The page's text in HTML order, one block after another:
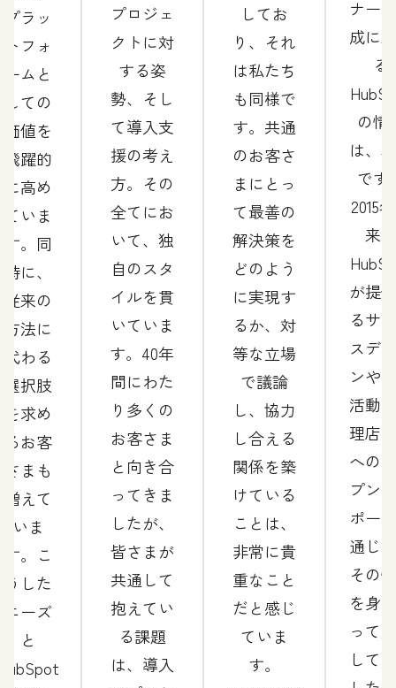
プラッ
トフォ
ームと
しての
価値を
飛躍的
に高め
ていま
す。同
時に、
従来の
方法に
代わる
選択肢
を求め
るお客
さまも
増えて
いま
す。こ
うした
ニーズ
と
プロジェ
クトに対
する姿
勢、そし
て導入支
援の考え
方。その
全てにお
いて、独
自のスタ
イルを貫
いていま
す。40年
間にわた
り多くの
お客さま
と向き合
ってきま
したが、
皆さまが
共通して
抱えてい
る課題
は、導入
してお
り、それ
は私たち
も同様で
す。共通
のお客さ
まにとっ
て最善の
解決策を
どのよう
に実現す
るか、対
等な立場
で議論
し、協力
し合える
関係を築
けている
ことは、
非常に貴
重なこと
だと感じ
ていま
す。
ナー
成に
る
の情
は、
です
2015
来、
が提
るサ
スデ
ンや
活動
理店
への
プン
ポー
通じ
その
を身
って
して